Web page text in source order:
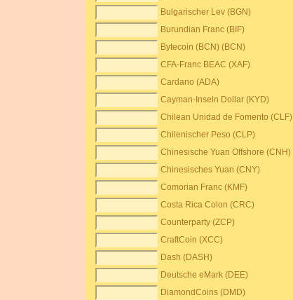
Bulgarischer Lev (BGN)
Burundian Franc (BIF)
Bytecoin (BCN) (BCN)
CFA-Franc BEAC (XAF)
Cardano (ADA)
Cayman-Inseln Dollar (KYD)
Chilean Unidad de Fomento (CLF)
Chilenischer Peso (CLP)
Chinesische Yuan Offshore (CNH)
Chinesisches Yuan (CNY)
Comorian Franc (KMF)
Costa Rica Colon (CRC)
Counterparty (ZCP)
CraftCoin (XCC)
Dash (DASH)
Deutsche eMark (DEE)
DiamondCoins (DMD)